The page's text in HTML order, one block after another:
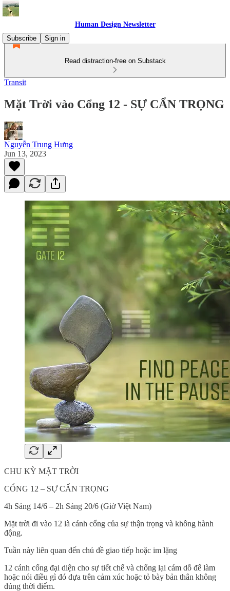
Human Design Newsletter
Subscribe
Sign in
Read distraction-free on Substack
Transit
Mặt Trời vào Cổng 12 - SỰ CẨN TRỌNG
Nguyễn Trung Hưng
Jun 13, 2023
CHU KỲ MẶT TRỜI
CỔNG 12 – SỰ CẨN TRỌNG
4h Sáng 14/6 – 2h Sáng 20/6 (Giờ Việt Nam)
Mặt trời đi vào 12 là cánh cổng của sự thận trọng và không hành
động.
Tuần này liên quan đến chủ đề giao tiếp hoặc im lặng
12 cánh cổng đại diện cho sự tiết chế và chống lại cám dỗ để làm
hoặc nói điều gì đó dựa trên cảm xúc hoặc tỏ bày bản thân không
đúng thời điểm.